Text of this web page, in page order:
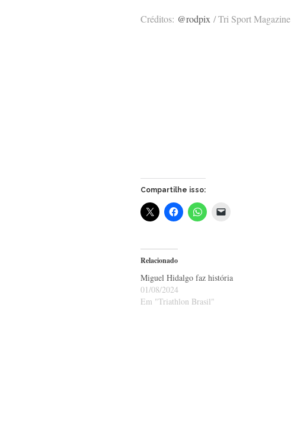
Créditos: @rodpix / Tri Sport Magazine
Compartilhe isso:
Relacionado
Miguel Hidalgo faz história
01/08/2024
Em "Triathlon Brasil"